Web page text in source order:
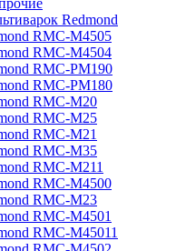
Redmond
RMC-M4505
RMC-M4504
RMC-PM190
RMC-PM180
RMC-M20
RMC-M25
RMC-M21
RMC-M35
RMC-M211
RMC-M4500
RMC-M23
RMC-M4501
RMC-M45011